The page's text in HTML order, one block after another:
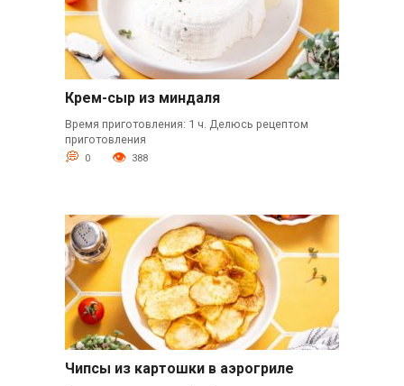
Крем-сыр из миндаля
Время приготовления: 1 ч. Делюсь рецептом
приготовления
0 388
Чипсы из картошки в аэрогриле